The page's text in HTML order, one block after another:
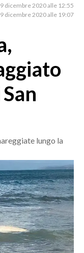
dicembre 2020 alle 12:55
dicembre 2020 alle 19:07
lungo la